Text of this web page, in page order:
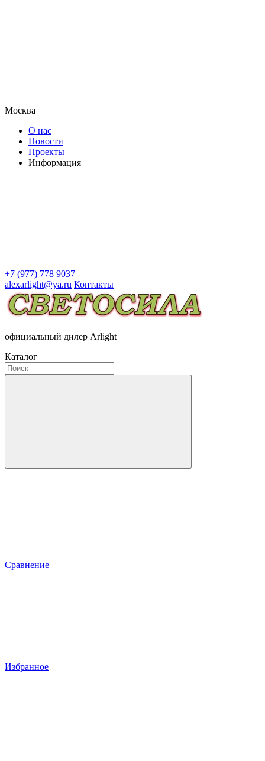
Москва
О нас
Новости
Проекты
Информация
+7 (977) 778 9037
alexarlight@ya.ru Контакты
официальный дилер Arlight
Каталог
Сравнение
Избранное